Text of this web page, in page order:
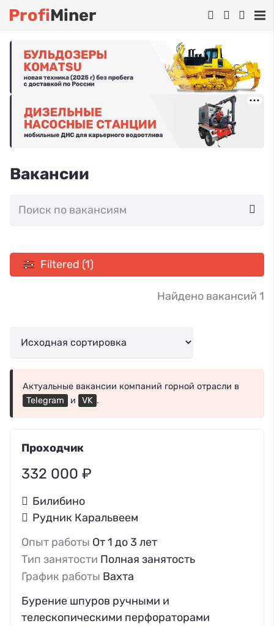
ProfiMiner
Вакансии
Filtered (1)
Найдено вакансий 1
Актуальные вакансии компаний горной отрасли в
Telegram
и VK .
Проходчик
332 000 ₽
Билибино
Рудник Каральвеем
Опыт работы От 1 до 3 лет
Тип занятости Полная занятость
График работы Вахта
Бурение шпуров ручными и
телескопическими перфораторами